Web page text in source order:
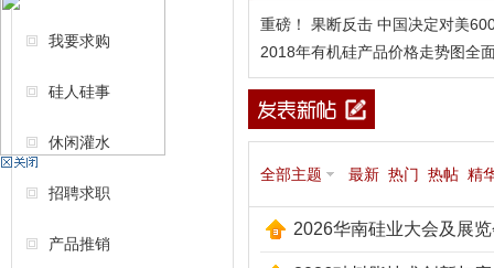
机
我要求购
硅人硅事
休闲灌水
招聘求职
产品推销
重磅！ 果断反击 中国决定对美
2018年有机硅产品价格走势图全
全部主题 最新 热门 热帖 精
2026华南硅业大会及展